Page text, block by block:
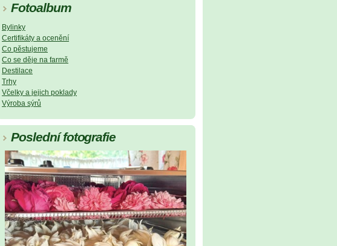
Fotoalbum
Bylinky
Certifikáty a ocenění
Co pěstujeme
Co se děje na farmě
Destilace
Trhy
Včelky a jejich poklady
Výroba sýrů
Poslední fotografie